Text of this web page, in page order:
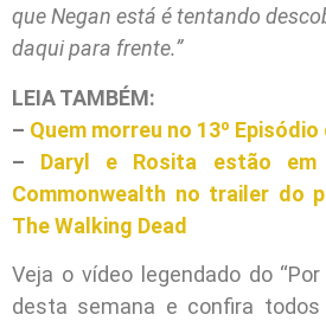
que Negan está é tentando
daqui para frente.”
LEIA TAMBÉM:
– Quem morreu no 13º
– Daryl e Rosita estão em
Commonwealth no trailer do
The Walking Dead
Veja o vídeo legendado do
desta semana e confira